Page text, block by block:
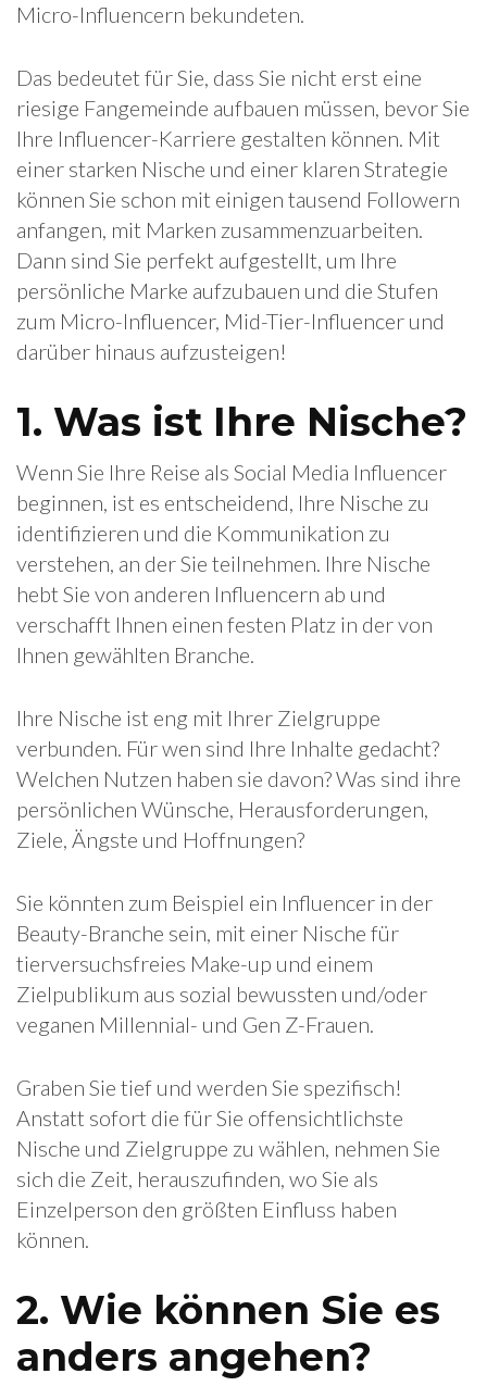
Micro-Influencern bekundeten.
Das bedeutet für Sie, dass Sie nicht erst eine
riesige Fangemeinde aufbauen müssen, bevor Sie
Ihre Influencer-Karriere gestalten können. Mit
einer starken Nische und einer klaren Strategie
können Sie schon mit einigen tausend Followern
anfangen, mit Marken zusammenzuarbeiten.
Dann sind Sie perfekt aufgestellt, um Ihre
persönliche Marke aufzubauen und die Stufen
zum Micro-Influencer, Mid-Tier-Influencer und
darüber hinaus aufzusteigen!
1. Was ist Ihre Nische?
Wenn Sie Ihre Reise als Social Media Influencer
beginnen, ist es entscheidend, Ihre Nische zu
identifizieren und die Kommunikation zu
verstehen, an der Sie teilnehmen. Ihre Nische
hebt Sie von anderen Influencern ab und
verschafft Ihnen einen festen Platz in der von
Ihnen gewählten Branche.
Ihre Nische ist eng mit Ihrer Zielgruppe
verbunden. Für wen sind Ihre Inhalte gedacht?
Welchen Nutzen haben sie davon? Was sind ihre
persönlichen Wünsche, Herausforderungen,
Ziele, Ängste und Hoffnungen?
Sie könnten zum Beispiel ein Influencer in der
Beauty-Branche sein, mit einer Nische für
tierversuchsfreies Make-up und einem
Zielpublikum aus sozial bewussten und/oder
veganen Millennial- und Gen Z-Frauen.
Graben Sie tief und werden Sie spezifisch!
Anstatt sofort die für Sie offensichtlichste
Nische und Zielgruppe zu wählen, nehmen Sie
sich die Zeit, herauszufinden, wo Sie als
Einzelperson den größten Einfluss haben
können.
2. Wie können Sie es
anders angehen?